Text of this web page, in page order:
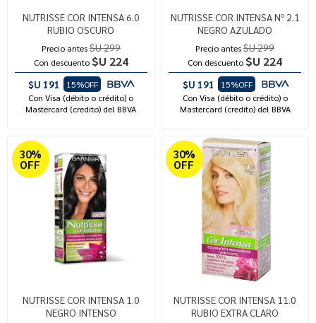
NUTRISSE COR INTENSA 6.0
RUBIO OSCURO
Precio antes$U 299
Con descuento $U 224
$U 191
15%OFF
Con Visa (débito o crédito) o
Mastercard (credito) del BBVA
NUTRISSE COR INTENSA Nº 2.1
NEGRO AZULADO
Precio antes$U 299
Con descuento $U 224
$U 191
15%OFF
Con Visa (débito o crédito) o
Mastercard (credito) del BBVA
30%
OFF
NUTRISSE COR INTENSA 1.0
NEGRO INTENSO
30%
OFF
NUTRISSE COR INTENSA 11.0
RUBIO EXTRA CLARO